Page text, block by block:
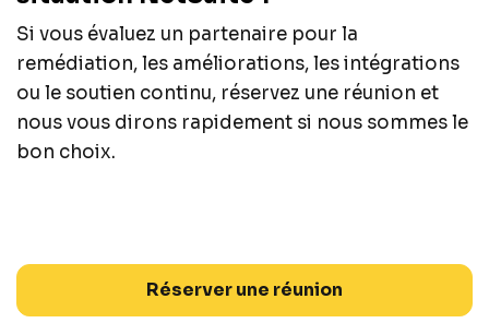
Si vous évaluez un partenaire pour la
remédiation, les améliorations, les intégrations
ou le soutien continu, réservez une réunion et
nous vous dirons rapidement si nous sommes le
bon choix.
Réserver une réunion